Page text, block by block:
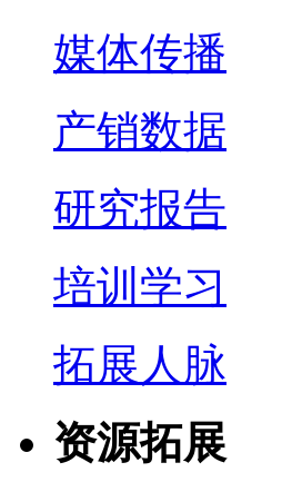
媒体传播
产销数据
研究报告
培训学习
拓展人脉
资源拓展